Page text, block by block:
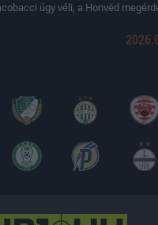
úgy véli, a Honvéd